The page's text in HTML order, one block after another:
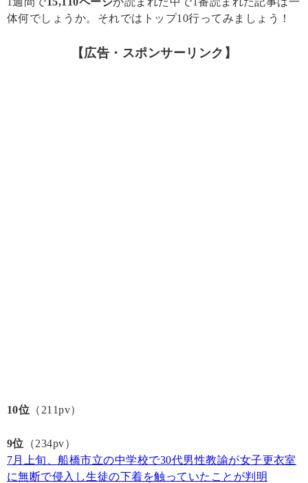
体何でしょうか。それではトップ10行ってみましょう！
【広告・スポンサーリンク】
10位 （211pv）
9位 （234pv）
7月上旬、船橋市立の中学校で30代男性教諭が女子更衣室
に無断で侵入し生徒の下着を触っていたことが判明